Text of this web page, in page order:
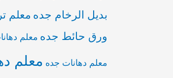
بديل الرخام جده معلم
ورق حائط جده معلم
معلم دهانات جده معلم